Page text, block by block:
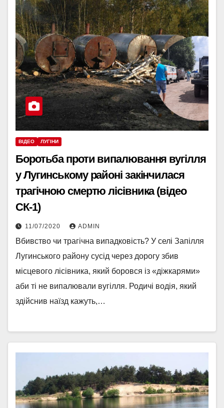
ВІДЕО ЛУГІНИ
Боротьба проти випалювання вугілля
у Лугинському районі закінчилася
трагічною смертю лісівника (відео
СК-1)
11/07/2020 ADMIN
Вбивство чи трагічна випадковість? У селі Запілля
Лугинського району сусід через дорогу збив
місцевого лісівника, який боровся із «діжкарями»
аби ті не випалювали вугілля. Родичі водія, який
здійснив наїзд кажуть,…